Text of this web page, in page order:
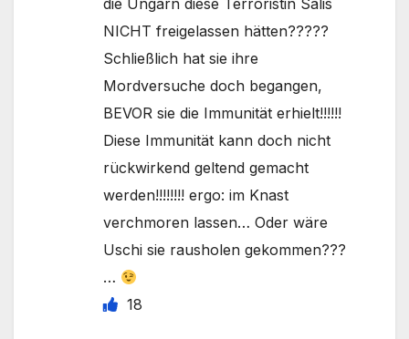
NICHT freigelassen hätten?????
Schließlich hat sie ihre
Mordversuche doch begangen,
BEVOR sie die Immunität erhielt!!!!!!
Diese Immunität kann doch nicht
rückwirkend geltend gemacht
werden!!!!!!!! ergo: im Knast
verchmoren lassen… Oder wäre
Uschi sie rausholen gekommen???
…
18